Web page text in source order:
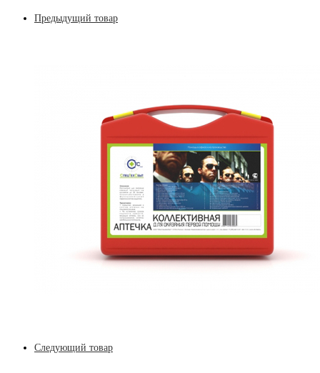
Предыдущий товар
Следующий товар